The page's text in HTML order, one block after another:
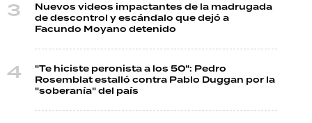
Nuevos videos impactantes de la madrugada
de descontrol y escándalo que dejó a
Facundo Moyano detenido
"Te hiciste peronista a los 50": Pedro
Rosemblat estalló contra Pablo Duggan por la
"soberanía" del país